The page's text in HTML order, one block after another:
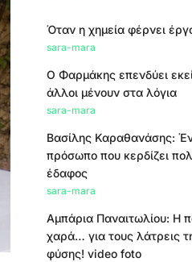
Όταν η χημεία φέρνει
sara-mara
Ο Φαρμάκης επενδύει
άλλοι μένουν στα λόγια
sara-mara
Βασίλης Καραθανάσης:
πρόσωπο που κερδίζει
έδαφος
sara-mara
Αμπάρια Παναιτωλίου: Η
χαρά… για τους λάτρεις
φύσης! video foto